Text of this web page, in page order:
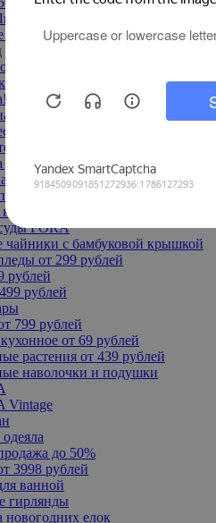
товары
товары
20% по промокоду
Ульяновск до -70%
доставкой
до -50%
посуда
FORA
чайники с бамбуковой крышкой
от 299 рублей
рублей
рублей
799 рублей
от 69 рублей
растения от 439 рублей
наволочки и подушки
Vintage
до 50%
3998 рублей
ванной
гирлянды
новогодних елок